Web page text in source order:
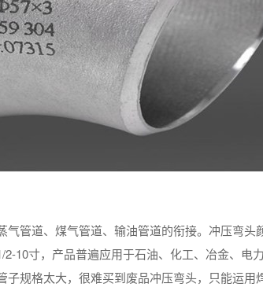
管道、煤气管道、输油管道的衔接。冲压弯头
10寸，产品普遍应用于石油、化工、冶金、电
规格太大，很难买到废品冲压弯头，只能运用